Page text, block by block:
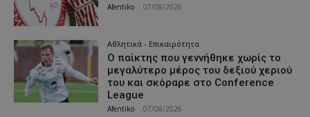
Afentiko 07/08/2026
Αθλητικά - Επικαιρότητα
Ο παίκτης που γεννήθηκε χωρίς το
μεγαλύτερο μέρος του δεξιού χεριού
του και σκόραρε στο Conference
League
Afentiko 07/08/2026